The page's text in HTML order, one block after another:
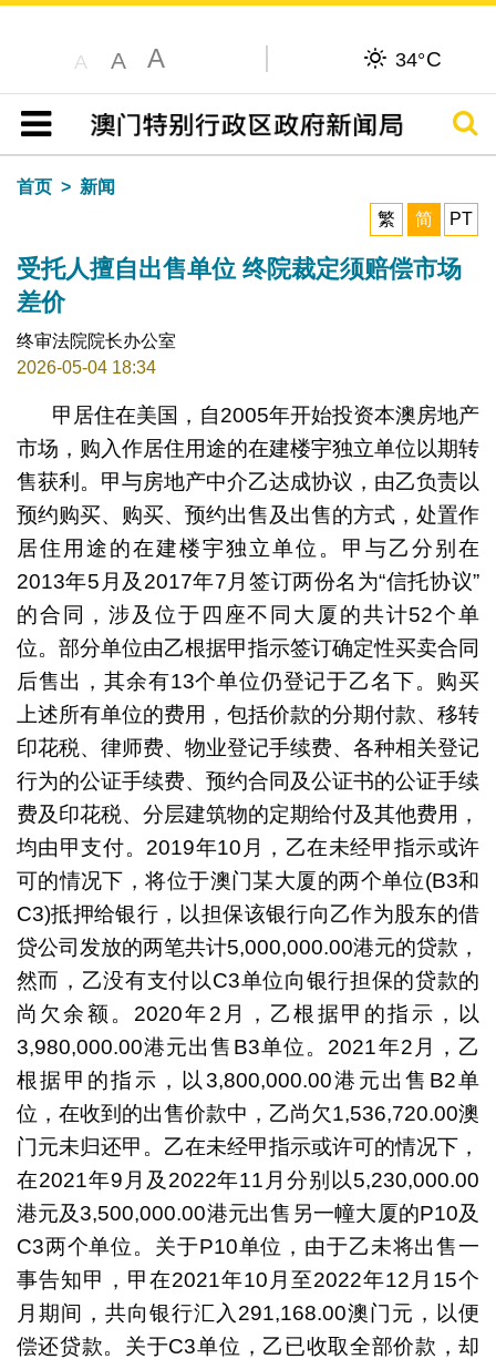
A A A 34°C
目录
搜寻
首页
新闻
繁
简 PT
受托人擅自出售单位 终院裁定须赔偿市场
差价
终审法院院长办公室
2026-05-04 18:34
甲居住在美国，自2005年开始投资本澳房地产
市场，购入作居住用途的在建楼宇独立单位以期转
售获利。甲与房地产中介乙达成协议，由乙负责以
预约购买、购买、预约出售及出售的方式，处置作
居住用途的在建楼宇独立单位。甲与乙分别在
2013年5月及2017年7月签订两份名为“信托协议”
的合同，涉及位于四座不同大厦的共计52个单
位。部分单位由乙根据甲指示签订确定性买卖合同
后售出，其余有13个单位仍登记于乙名下。购买
上述所有单位的费用，包括价款的分期付款、移转
印花税、律师费、物业登记手续费、各种相关登记
行为的公证手续费、预约合同及公证书的公证手续
费及印花税、分层建筑物的定期给付及其他费用，
均由甲支付。2019年10月，乙在未经甲指示或许
可的情况下，将位于澳门某大厦的两个单位(B3和
C3)抵押给银行，以担保该银行向乙作为股东的借
贷公司发放的两笔共计5,000,000.00港元的贷款，
然而，乙没有支付以C3单位向银行担保的贷款的
尚欠余额。2020年2月，乙根据甲的指示，以
3,980,000.00港元出售B3单位。2021年2月，乙
根据甲的指示，以3,800,000.00港元出售B2单
位，在收到的出售价款中，乙尚欠1,536,720.00澳
门元未归还甲。乙在未经甲指示或许可的情况下，
在2021年9月及2022年11月分别以5,230,000.00
港元及3,500,000.00港元出售另一幢大厦的P10及
C3两个单位。关于P10单位，由于乙未将出售一
事告知甲，甲在2021年10月至2022年12月15个
月期间，共向银行汇入291,168.00澳门元，以便
偿还贷款。关于C3单位，乙已收取全部价款，却